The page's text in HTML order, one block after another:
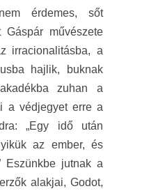
érdemes, sőt
Gáspár művészete
irracionalitásba, a
hajlik, buknak
zuhan a
a védjegyet erre a
„Egy idő után
az ember, és
Eszünkbe jutnak a
alakjai, Godot,